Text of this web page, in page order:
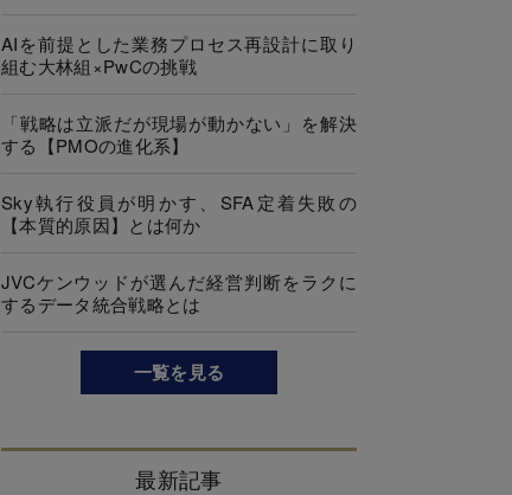
AIを前提とした業務プロセス再設計に取り
組む大林組×PwCの挑戦
「戦略は立派だが現場が動かない」を解決
する【PMOの進化系】
Sky執行役員が明かす、SFA定着失敗の
【本質的原因】とは何か
JVCケンウッドが選んだ経営判断をラクに
するデータ統合戦略とは
一覧を見る
最新記事